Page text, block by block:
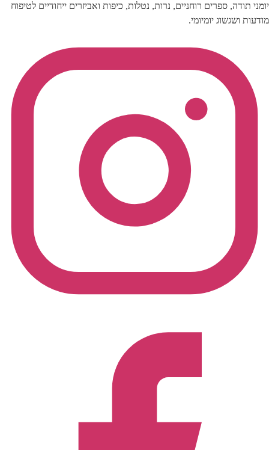
יומני תודה, ספרים רוחניים, נרות, נטלות, כיפות ואביזרים ייחודיים לטיפוח
מודעות ושגשוג יומיומי.